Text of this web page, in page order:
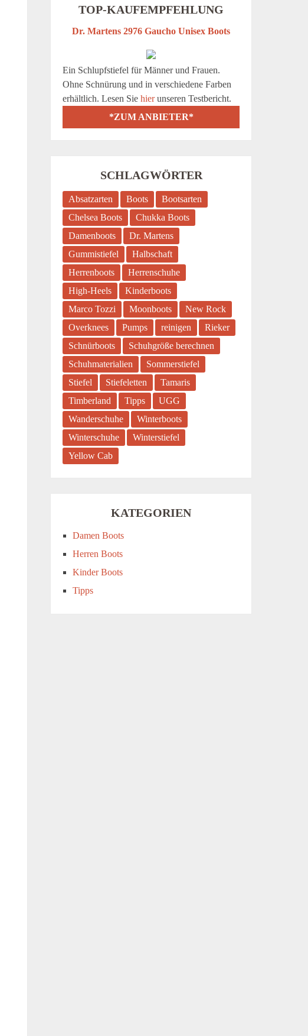
TOP-KAUFEMPFEHLUNG
Dr. Martens 2976 Gaucho Unisex Boots
Ein Schlupfstiefel für Männer und Frauen.
Ohne Schnürung und in verschiedene Farben
erhältlich. Lesen Siehierunseren Testbericht.
*ZUM ANBIETER*
SCHLAGWÖRTER
Absatzarten Boots
Bootsarten
Chelsea Boots
Chukka Boots
Damenboots
Dr. Martens
Gummistiefel
Halbschaft
Herrenboots
Herrenschuhe
High-Heels
Kinderboots
Marco Tozzi
Moonboots
New Rock
Overknees
Pumps reinigen
Rieker
Schnürboots
Schuhgröße berechnen
Schuhmaterialien
Sommerstiefel
Stiefel
Stiefeletten
Tamaris
Timberland
Tipps
UGG
Wanderschuhe
Winterboots
Winterschuhe
Winterstiefel
Yellow Cab
KATEGORIEN
Damen Boots
Herren Boots
Kinder Boots
Tipps